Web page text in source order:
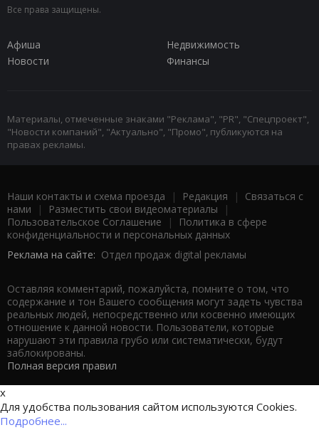
Все права защищены.
Афиша
Недвижимость
Новости
Финансы
Материалы, отмеченные знаками "Реклама", "PR", "Спецпроект",
"Новости компаний", "Актуально", "Промо", публикуются на
правах рекламы.
Наши контакты и схема проезда | Редакция | Связаться с
нами | Разместить свои видеоматериалы |
Пользовательское Соглашение |
Политика в сфере
конфиденциальности и персональных данных
Реклама на сайте: Отдел продаж digital рекламы
Оставляя комментарий, пожалуйста, помните о том, что
содержание и тон Вашего сообщения могут задеть чувства
реальных людей, непосредственно или косвенно имеющих
отношение к данной новости. Пользователи, которые
нарушают эти правила грубо или систематически, будут
заблокированы.
Полная версия правил
x
Для удобства пользования сайтом используются Cookies.
Подробнее...